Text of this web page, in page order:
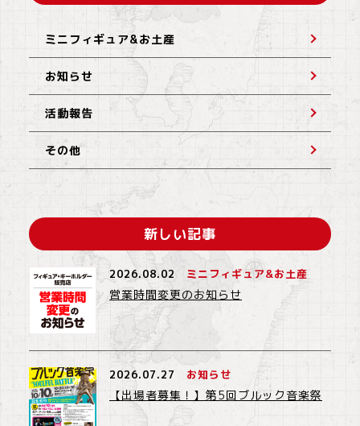
ミニフィギュア&お土産
お知らせ
活動報告
その他
新しい記事
2026.08.02 ミニフィギュア&お土産
営業時間変更のお知らせ
2026.07.27 お知らせ
【出場者募集！】第5回ブルック音楽祭